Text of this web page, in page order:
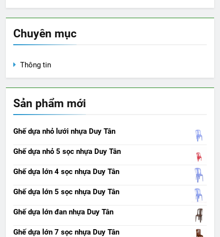
Chuyên mục
Thông tin
Sản phẩm mới
Ghế dựa nhỏ lưới nhựa Duy Tân
Ghế dựa nhỏ 5 sọc nhựa Duy Tân
Ghế dựa lớn 4 sọc nhựa Duy Tân
Ghế dựa lớn 5 sọc nhựa Duy Tân
Ghế dựa lớn đan nhựa Duy Tân
Ghế dựa lớn 7 sọc nhựa Duy Tân